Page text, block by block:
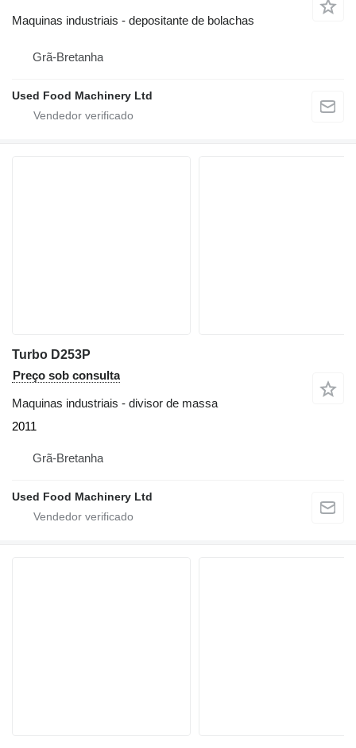
Maquinas industriais - depositante de bolachas
Grã-Bretanha
Used Food Machinery Ltd
Turbo D253P
Preço sob consulta
Maquinas industriais - divisor de massa
2011
Grã-Bretanha
Used Food Machinery Ltd